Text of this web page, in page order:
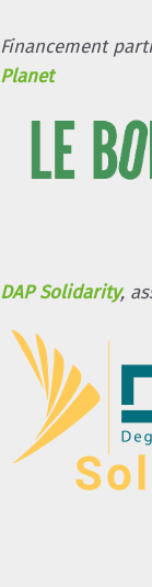
Financement
Planet
DAP Solidarity,